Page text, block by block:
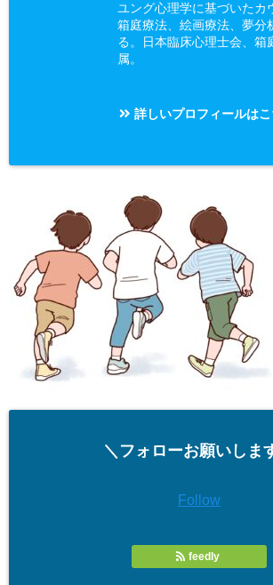
ユング心理学に基づいたカ
箱庭療法、絵画療法、夢分
る。日本臨床心理士会、箱
属。
詳しいプロフィールは
＼フォローお願いしま
Follow
feedly